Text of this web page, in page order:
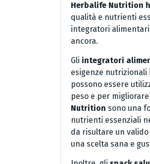
Herbalife Nutrition
qualità e nutrienti
integratori
ancora.
Gli integratori
esigenze
possono essere
peso e per
Nutrition sono una
nutrienti essenziali
da risultare un
una scelta sana e